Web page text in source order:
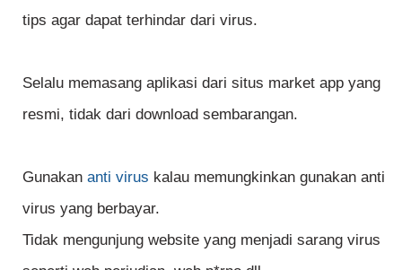
tips agar dapat terhindar dari virus.
Selalu memasang aplikasi dari situs market app yang
resmi, tidak dari download sembarangan.
Gunakan anti virus kalau memungkinkan gunakan anti
virus yang berbayar.
Tidak mengunjung website yang menjadi sarang virus